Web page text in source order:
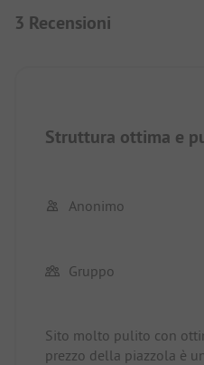
3 Recensioni
Struttura ottima e
Anonimo
Gruppo
Sito molto pulito con
prezzo della piazzola è